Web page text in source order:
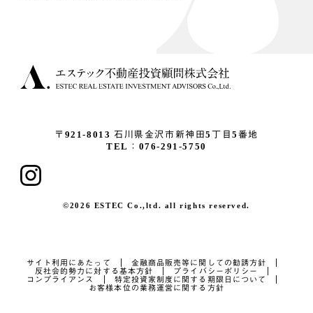
〒921-8013 石川県金沢市新神田5丁目5番地
TEL：076-291-5750
©2026 ESTEC Co.,ltd. all rights reserved.
サイト利用にあたって
金融商品販売等に関しての勧誘方針
反社会的勢力に対する基本方針
プライバシーポリシー
コンプライアンス
特定投資家制度に関する期限日について
お客様本位の業務運営に関する方針